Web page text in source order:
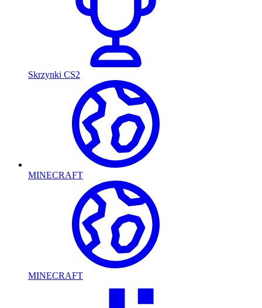
Skrzynki CS2
MINECRAFT
MINECRAFT